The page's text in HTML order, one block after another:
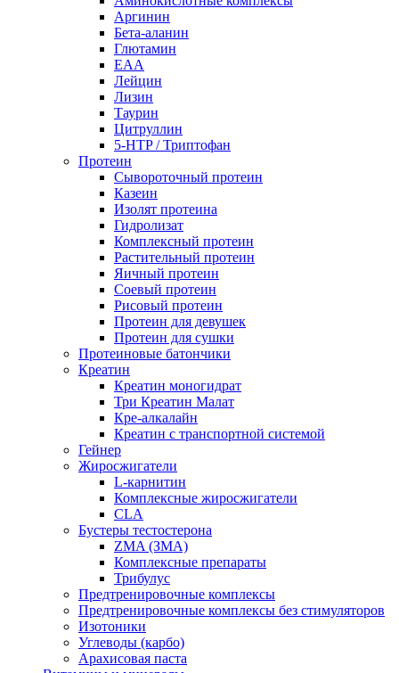
Аргинин
Бета-аланин
Глютамин
EAA
Лейцин
Лизин
Таурин
Цитруллин
5-HTP / Триптофан
Протеин
Сывороточный протеин
Казеин
Изолят протеина
Гидролизат
Комплексный протеин
Растительный протеин
Яичный протеин
Соевый протеин
Рисовый протеин
Протеин для девушек
Протеин для сушки
Протеиновые батончики
Креатин
Креатин моногидрат
Три Креатин Малат
Кре-алкалайн
Креатин с транспортной системой
Гейнер
Жиросжигатели
L-карнитин
Комплексные жиросжигатели
CLA
Бустеры тестостерона
ZMA (ЗМА)
Комплексные препараты
Трибулус
Предтренировочные комплексы
Предтренировочные комплексы без стимуляторов
Изотоники
Углеводы (карбо)
Арахисовая паста